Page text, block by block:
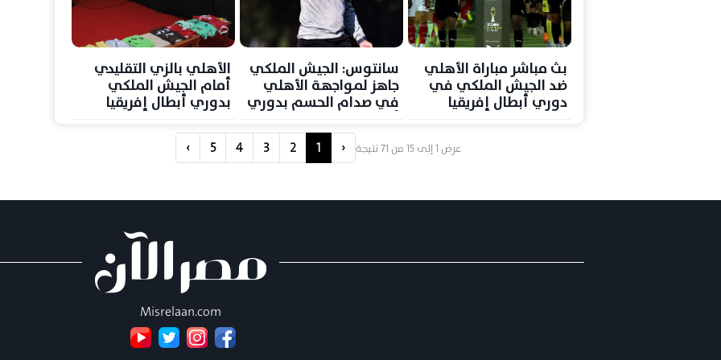
بث مباشر مباراة الأهلي
ضد الجيش الملكي في
دوري أبطال إفريقيا
سانتوس: الجيش الملكي
جاهز لمواجهة الأهلي
في صدام الحسم بدوري
الأهلي بالزي التقليدي
أمام الجيش الملكي
بدوري أبطال إفريقيا
عرض 1إلى 15من 71نتيجة ‹
1
2
3
4
5
›
Misrelaan.com